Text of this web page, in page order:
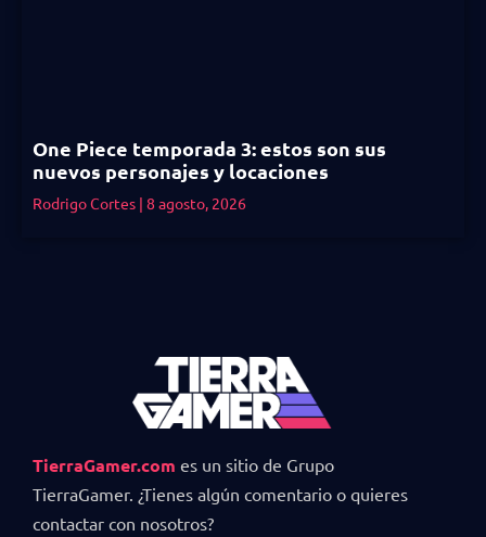
One Piece temporada 3: estos son sus
nuevos personajes y locaciones
Rodrigo Cortes 8 agosto, 2026
TierraGamer.com es un sitio de Grupo
TierraGamer. ¿Tienes algún comentario o quieres
contactar con nosotros?